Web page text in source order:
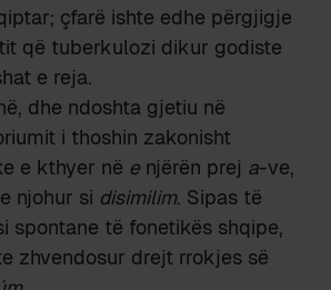
çfarë ishte edhe përgjigje
që tuberkulozi dikur godiste
e reja.
dhe ndoshta gjetiu në
i thoshin zakonisht
e kthyer në e njërën prej a-ve,
njohur si disimilim. Sipas të
spontane të fonetikës shqipe,
zhvendosur drejt rrokjes së